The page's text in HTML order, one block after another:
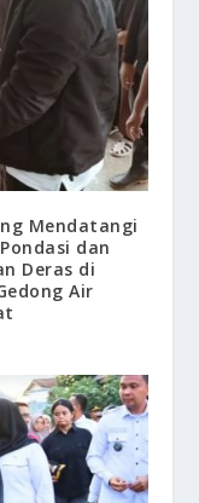
Mendatangi
dan
Deras di
Air